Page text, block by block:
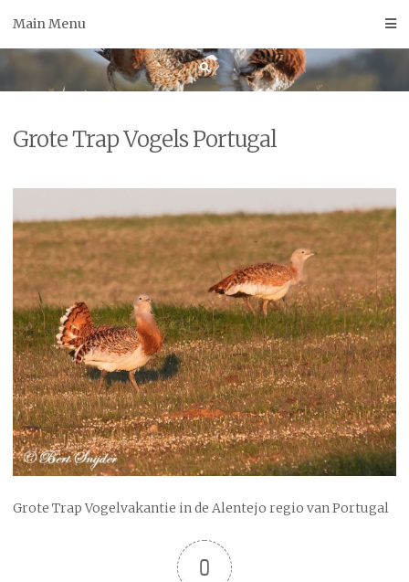
Main Menu
Grote Trap Vogels Portugal
Grote Trap Vogelvakantie in de Alentejo regio van Portugal
0